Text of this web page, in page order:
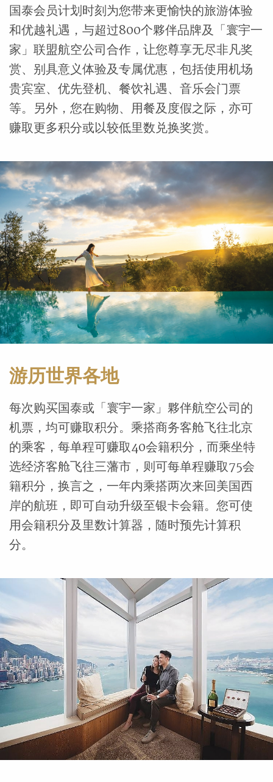
国泰会员计划时刻为您带来更愉快的旅游体验
和优越礼遇，与超过800个夥伴品牌及「寰宇一
家」联盟航空公司合作，让您尊享无尽非凡奖
赏、别具意义体验及专属优惠，包括使用机场
贵宾室、优先登机、餐饮礼遇、音乐会门票
等。另外，您在购物、用餐及度假之际，亦可
赚取更多积分或以较低里数兑换奖赏。
游历世界各地
每次购买国泰或「寰宇一家」夥伴航空公司的
机票，均可赚取积分。乘搭商务客舱飞往北京
的乘客，每单程可赚取40会籍积分，而乘坐特
选经济客舱飞往三藩市，则可每单程赚取75会
籍积分，换言之，一年内乘搭两次来回美国西
岸的航班，即可自动升级至银卡会籍。您可使
用会籍积分及里数计算器，随时预先计算积
分。